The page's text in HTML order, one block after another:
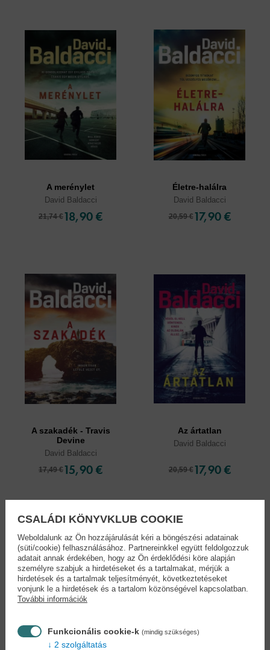
A merénylet
David Baldacci
21,74 €18,90 €
Életre-halálra
David Baldacci
20,59 € 17,90 €
A szakadék - Travis
Devine
David Baldacci
17,49 €15,90 €
Az ártatlan
David Baldacci
20,59 € 17,90 €
CSALÁDI KÖNYVKLUB COOKIE
Weboldalunk az Ön hozzájárulását kéri a böngészési adatainak
(süti/cookie) felhasználásához. Partnereinkkel együtt feldolgozzuk
adatait annak érdekében, hogy az Ön érdeklődési köre alapján
személyre szabjuk a hirdetéseket és a tartalmakat, mérjük a
hirdetések és a tartalmak teljesítményét, következtetéseket
vonjunk le a hirdetések és a tartalom közönségével kapcsolatban.
További információk
Funkcionális cookie-k (mindig szükséges)
2 szolgáltatás